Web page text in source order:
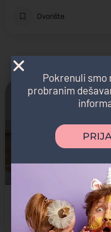
Dvorište
Ola 2
Mitkov Kladenac
Zatvoreno
Privatni vrtić
Zvezdara
Pokrenuli smo
probranim